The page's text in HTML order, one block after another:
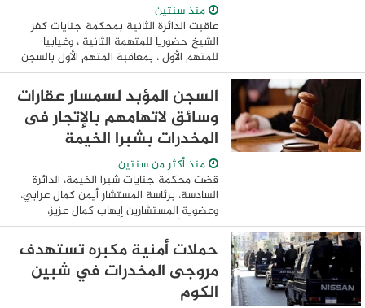
منذ سنتين
عاقبت الدائرة الثانية بمحكمة جنايات كفر
الشيخ حضوريا للمتهمة الثانية ، وغيابيا
للمتهم الأول ، بمعاقبة المتهم الأول بالسجن
المشدد لمدة 15 سنة ، وتغريمه 50 الف جنيه
، عما أسند إليه ومصادرة ...
السجن المؤبد لسمسار عقارات
وسائق لاتهامهم بالإتجار فى
المخدرات بشبرا الخيمة
منذ أكثر من سنتين
قضت محكمة جنايات شبرا الخيمة، الدائرة
السادسة، برئاسة المستشار أيمن كمال عرابي،
وعضوية المستشارين إيهاب كمال عزيز،
ومحمد الأمير إبراهيم، ومحمد جاد الحق،
وأمانة سر جابر عبد المحسن، بالسجن المؤبد
...
حملات أمنية مكبره تستهدف
مروجى المخدرات في شبين
الكوم